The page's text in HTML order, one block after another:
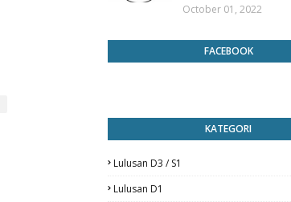
October 01, 2022
FACEBOOK
KATEGORI
Lulusan D3 / S1
Lulusan D1